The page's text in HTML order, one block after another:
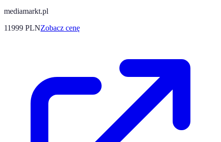
mediamarkt.pl
11999 PLNZobacz cenę